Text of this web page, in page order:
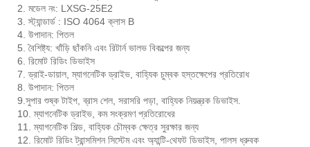
2. মডেল নং: LXSG-25E2
3. স্ট্যান্ডার্ড : ISO 4064 ক্লাস B
4. উপাদান: পিতল
5. বৈশিষ্ট্য: খাঁড়ি ছাঁকনি এবং রিটার্ন ভালভ বিকল্পের জন্য
6. রিমোট রিডিং ডিভাইস
7. ড্রাই-ডায়াল, ম্যাগনেটিক ড্রাইভ, বাহ্যিক চুম্বক হস্তক্ষেপের প্রতিরোধ
8. উপাদান: পিতল
9.সুপার শুষ্ক টাইপ, ব্রাস শেল, সরাসরি পড়া, বাহ্যিক নিয়ন্ত্রক ডিভাইস.
10. ম্যাগনেটিক ড্রাইভ, কম সংক্রমণ প্রতিরোধের
11. ম্যাগনেটিক শিল্ড, বাহ্যিক চৌম্বক ক্ষেত্র সুরক্ষার জন্য
12. রিমোট রিডিং ট্রান্সমিশন সিস্টেম এবং অ্যান্টি-থেফট ডিভাইস, পালস ধ্রুবক